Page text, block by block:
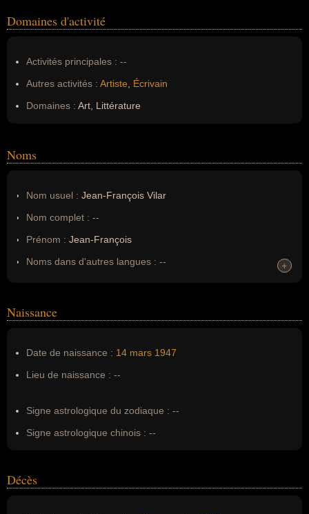
Domaines d'activité
Activités principales : --
Autres activités : Artiste
Écrivain
Domaines : Art, Littérature
Noms
Nom usuel : Jean-François Vilar
Nom complet : --
Prénom : Jean-François
Noms dans d'autres langues : --
Nom de famille :Vilar
+
+
Naissance
Date de naissance : 14 mars 1947
Lieu de naissance : --
Signe astrologique du zodiaque : --
Signe astrologique chinois : --
Décès